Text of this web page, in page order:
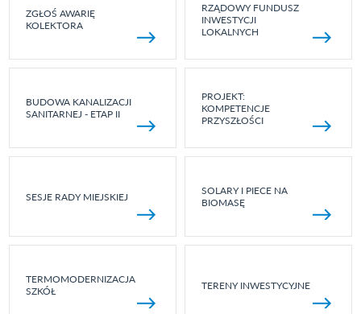
ZGŁOŚ AWARIĘ
KOLEKTORA
RZĄDOWY FUNDUSZ
INWESTYCJI
LOKALNYCH
BUDOWA KANALIZACJI
SANITARNEJ - ETAP II
PROJEKT:
KOMPETENCJE
PRZYSZŁOŚCI
SESJE RADY MIEJSKIEJ
SOLARY I PIECE NA
BIOMASĘ
TERMOMODERNIZACJA
SZKÓŁ
TERENY INWESTYCYJNE